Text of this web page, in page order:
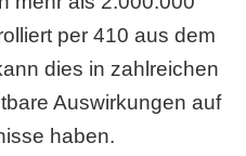
per 410 aus dem
dies in zahlreichen
Auswirkungen auf
haben.